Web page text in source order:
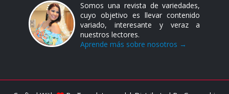
Somos una revista de variedades,
cuyo objetivo es llevar contenido
variado, interesante y veraz a
nuestros lectores.
Aprende más sobre nosotros →